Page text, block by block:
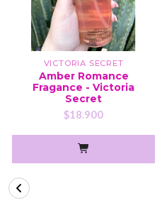
VICTORIA SECRET
Amber Romance
Fragance - Victoria
Secret
$18.900